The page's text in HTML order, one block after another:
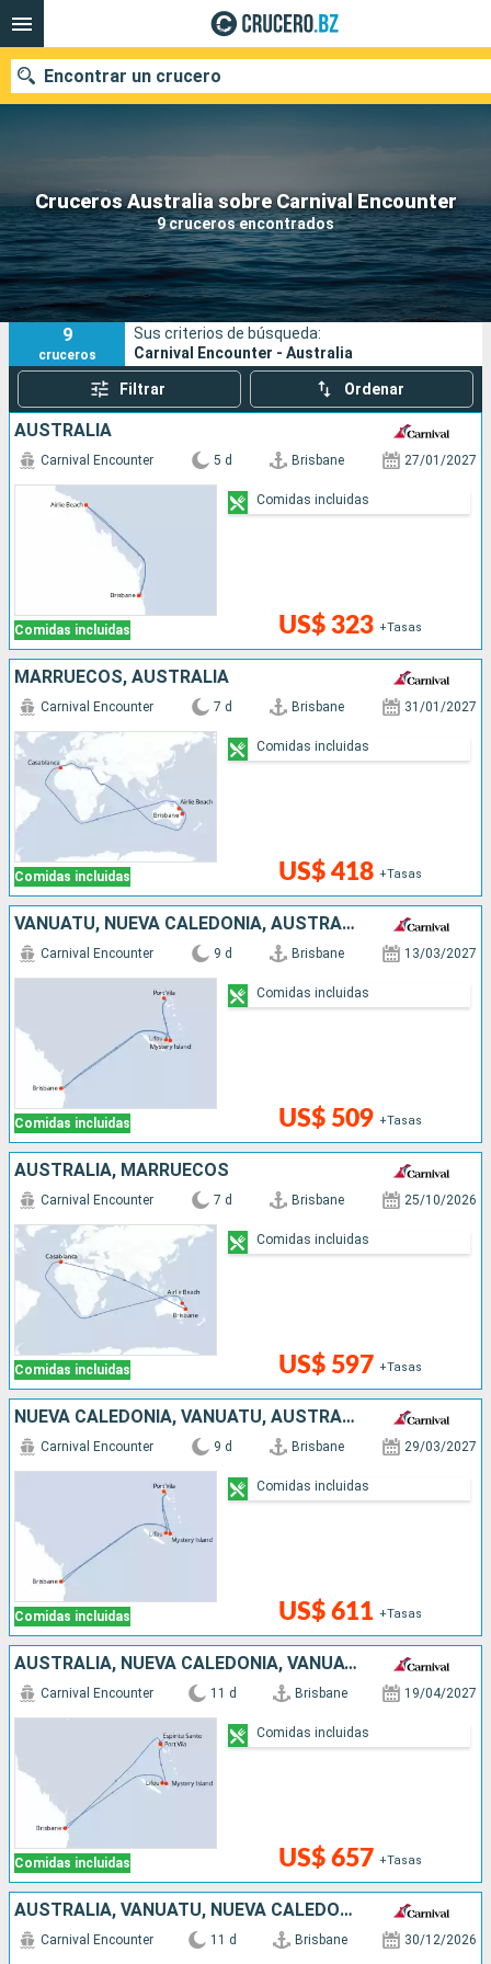
Cruceros Australia sobre Carnival Encounter
9 cruceros encontrados
Encontrar un crucero
Nuestros destinos
Fecha de salida
Puertos Compañías
Buscar
9
cruceros
Sus criterios de búsqueda:
Carnival Encounter - Australia
Filtrar Ordenar
AUSTRALIA
Comidas incluidas
Carnival Encounter 5 d Brisbane 27/01/2027
US$ 323 +Tasas
Comidas incluidas
MARRUECOS, AUSTRALIA
Comidas incluidas
Carnival Encounter 7 d Brisbane 31/01/2027
US$ 418 +Tasas
Comidas incluidas
VANUATU, NUEVA CALEDONIA, AUSTRALIA
Comidas incluidas
Carnival Encounter 9 d Brisbane 13/03/2027
US$ 509 +Tasas
Comidas incluidas
AUSTRALIA, MARRUECOS
Comidas incluidas
Carnival Encounter 7 d Brisbane 25/10/2026
US$ 597 +Tasas
Comidas incluidas
NUEVA CALEDONIA, VANUATU, AUSTRALIA
Comidas incluidas
Carnival Encounter 9 d Brisbane 29/03/2027
US$ 611 +Tasas
Comidas incluidas
AUSTRALIA, NUEVA CALEDONIA, VANUATU
Comidas incluidas
Carnival Encounter 11 d Brisbane 19/04/2027
US$ 657 +Tasas
Comidas incluidas
AUSTRALIA, VANUATU, NUEVA CALEDONIA
Carnival Encounter 11 d Brisbane 30/12/2026